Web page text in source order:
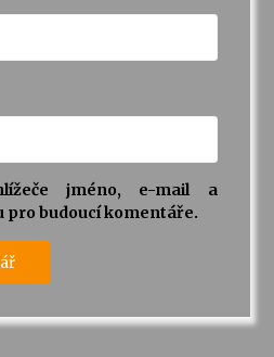
jméno, e-mail a
pro budoucí komentáře.